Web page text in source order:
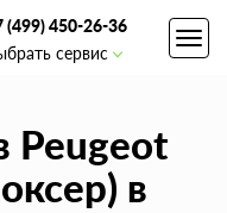
(499) 450-26-36
сервис
Peugeot
в